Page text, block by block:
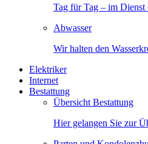
Tag für Tag – im Dienst
Abwasser
Wir halten den
Elektriker
Internet
Bestattung
Übersicht Bestattung
Hier gelangen Sie zur